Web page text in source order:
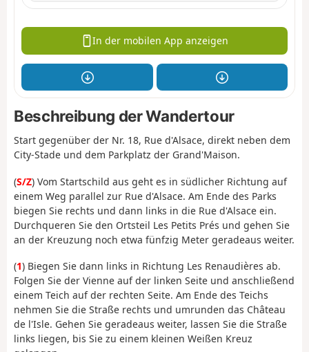
In der mobilen App anzeigen
Beschreibung der Wandertour
Start gegenüber der Nr. 18, Rue d'Alsace, direkt neben dem
City-Stade und dem Parkplatz der Grand'Maison.
(S/Z) Vom Startschild aus geht es in südlicher Richtung auf
einem Weg parallel zur Rue d'Alsace. Am Ende des Parks
biegen Sie rechts und dann links in die Rue d'Alsace ein.
Durchqueren Sie den Ortsteil Les Petits Prés und gehen Sie
an der Kreuzung noch etwa fünfzig Meter geradeaus weiter.
(1) Biegen Sie dann links in Richtung Les Renaudières ab.
Folgen Sie der Vienne auf der linken Seite und anschließend
einem Teich auf der rechten Seite. Am Ende des Teichs
nehmen Sie die Straße rechts und umrunden das Château
de l'Isle. Gehen Sie geradeaus weiter, lassen Sie die Straße
links liegen, bis Sie zu einem kleinen Weißen Kreuz